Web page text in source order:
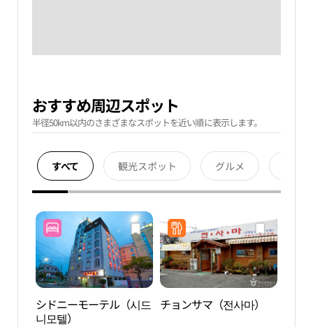
おすすめ周辺スポット
半径50km以内のさまざまなスポットを近い順に表示します。
すべて 観光スポット グルメ
シドニーモーテル（시드
니모텔）
チョンサマ（전사마）